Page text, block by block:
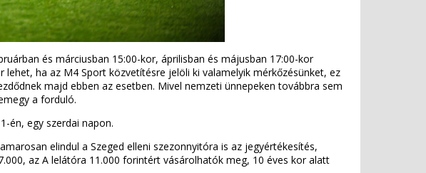
és márciusban 15:00-kor, áprilisban és májusban 17:00-kor
ha az M4 Sport közvetítésre jelöli ki valamelyik mérkőzésünket, ez
majd ebben az esetben. Mivel nemzeti ünnepeken továbbra sem
a forduló.
én, egy szerdai napon.
elindul a Szeged elleni szezonnyitóra is az jegyértékesítés,
az A lelátóra 11.000 forintért vásárolhatók meg, 10 éves kor alatt